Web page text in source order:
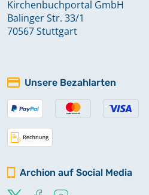
Kirchenbuchportal GmbH
Balinger Str. 33/1
70567 Stuttgart
Unsere Bezahlarten
Archion auf Social Media